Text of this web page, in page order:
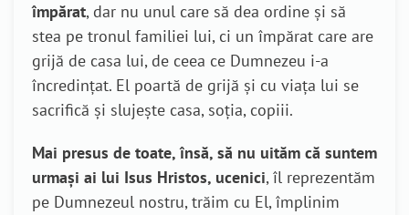
împărat, dar nu unul care să dea ordine și să
stea pe tronul familiei lui, ci un împărat care are
grijă de casa lui, de ceea ce Dumnezeu i-a
încredințat. El poartă de grijă și cu viața lui se
sacrifică și slujește casa, soția, copiii.
Mai presus de toate, însă, să nu uităm că suntem
urmași ai lui Isus Hristos, ucenici, îl reprezentăm
pe Dumnezeul nostru, trăim cu El, împlinim